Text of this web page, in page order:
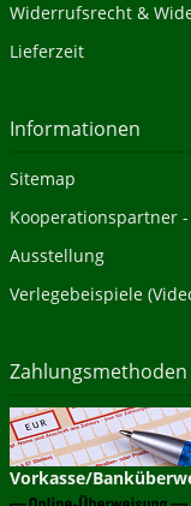
Widerrufsrecht &
Lieferzeit
Informationen
Sitemap
Kooperationspartner
Ausstellung
Verlegebeispiele
Zahlungsmethoden
Vorkasse/